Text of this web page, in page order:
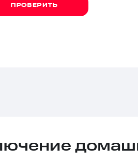
ПРОВЕРИТЬ